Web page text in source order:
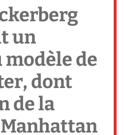
un
modèle de
dont
de la